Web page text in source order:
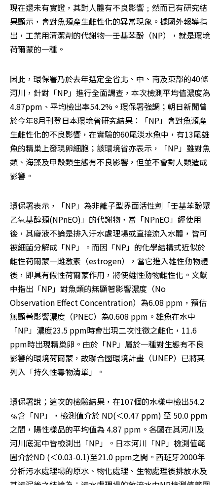
現在還未有實證，其對人體有不良影響﹔然而已有研究結
果顯示，會對魚類產生雌性化的異常現象。據國外報導指
出，工業用清潔劑的代謝物—壬基苯酚（NP），就是環境
荷爾蒙的一種。
因此，環保署乃於去年選定全省北、中、南及東部的40條
河川，針對「NP」進行全面調查，本次檢測平均值濃度為
4.87ppm、平均檢出率54.2%。環保署強調；朝日新聞曾
於今年8月刊登日本環境省研究結果：「NP」會對魚類產
生雌性化的不良影響，在實驗的60尾淡水魚中，有13尾雄
魚的精巢上發現卵細胞；該環境省亦表示，「NP」雖對魚
類、海藻及甲殼類生態有不良影響，但並不會對人類造成
影響。
環保署表示，「NP」為非離子型界面活性劑「壬基苯酚聚
乙氧基醇類(NPnEO)」的代謝物，當「NPnEO」經使用
後，其廢液不論是排入汙水處理場或直接流入水體，皆可
被細菌分解成「NP」。而因「NP」的化學結構式近似於
雌性荷爾蒙—雌激素（estrogen），當它進入雄性動物體
後，即具有假性荷爾蒙作用，將使雄性動物雌性化。文獻
中指出「NP」對魚類的無顯著影響濃度（No
Observation Effect Concentration）為6.08 ppm，預估
無顯著影響濃度（PNEC）為0.608 ppm。雄魚在水中
「NP」濃度23.5 ppm時會出現二次性徵之雌化，11.6
ppm時出現精巢卵。由於「NP」屬於一種對生態有不良
影響的環境荷爾蒙，故聯合國環境計畫（UNEP）已將其
列入「持久性毒物清單」。
環保署說；這次的檢驗結果，在107個的水樣中檢出54.2
﹪含「NP」，檢測值介於 ND(＜0.47 ppm) 至 50.0 ppm
之間，陽性樣品的平均值為 4.87 ppm。各國在其河川及
河川底泥中皆檢測出「NP」。日本河川「NP」檢測值範
圍介於ND (＜0.03-0.1)至21.0 ppm之間。西班牙2000年
分析污水處理場的原水、物化處理、生物處理後排放水及